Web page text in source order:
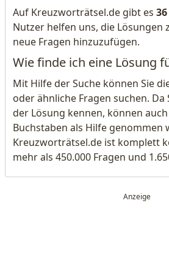
Auf Kreuzworträtsel.de gibt es
Nutzer helfen uns, die Lösungen
neue Fragen hinzuzufügen.
Wie finde ich eine Lösung
Mit Hilfe der Suche können Sie
oder ähnliche Fragen suchen. Da
der Lösung kennen, können
Buchstaben als Hilfe genommen
Kreuzworträtsel.de ist komplett
mehr als 450.000 Fragen und